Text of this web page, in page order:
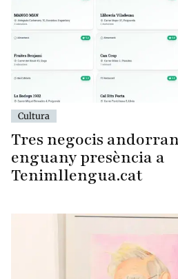
Cultura
Tres negocis
enguany presència a
Tenimllengua.cat